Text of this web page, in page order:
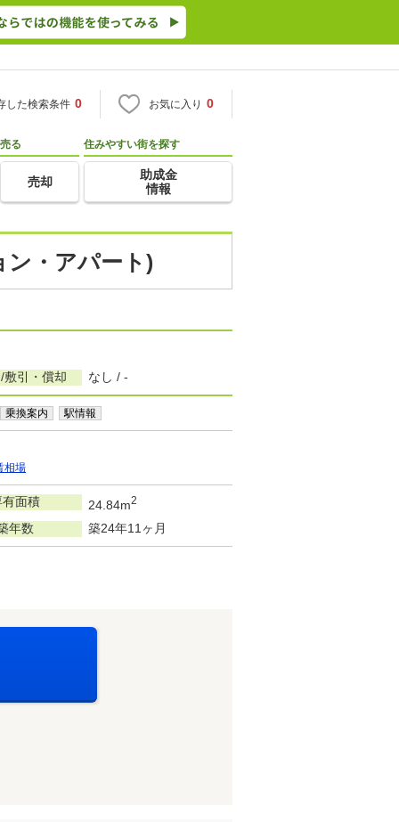
した検索条件 0 お気に入り 0
売る
売却
住みやすい街を探す
助成金
情報
ン・アパート)
敷引・償却 なし / -
乗換案内 駅情報
相場
有面積 24.84m2
年数 築24年11ヶ月